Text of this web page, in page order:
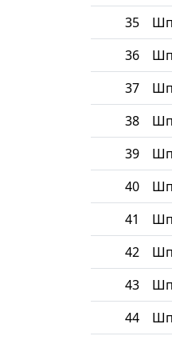
35
36
37
38
39
40
41
42
43
44